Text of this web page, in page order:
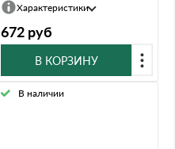
Характеристики
672 руб
В КОРЗИНУ
В наличии